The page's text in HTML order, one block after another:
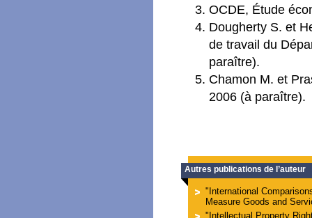
OCDE, Étude
Dougherty S. et
de travail du
paraître).
Chamon M. et
2006 (à paraître).
Autres publications de l’auteur
"International
Measure Goods and
"Intellectual Property